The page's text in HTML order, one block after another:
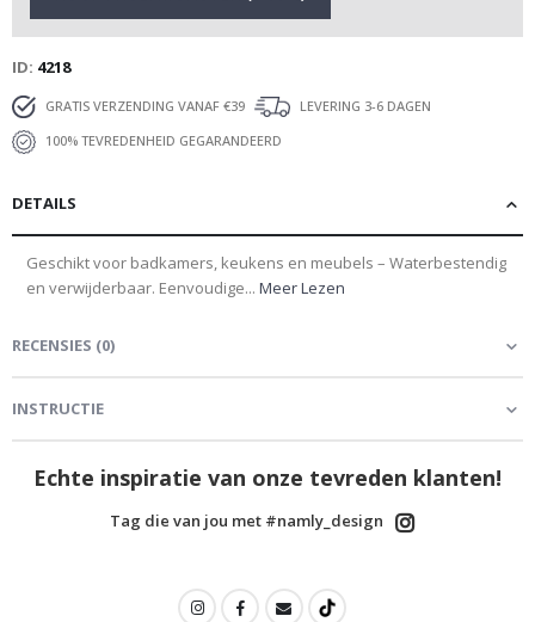
ID 4218
GRATIS VERZENDING VANAF €39
LEVERING 3-6 DAGEN
100% TEVREDENHEID GEGARANDEERD
DETAILS
Geschikt voor badkamers, keukens en meubels – Waterbestendig
en verwijderbaar. Eenvoudige... Meer Lezen
RECENSIES (0)
INSTRUCTIE
Echte inspiratie van onze tevreden klanten!
Tag die van jou met #namly_design